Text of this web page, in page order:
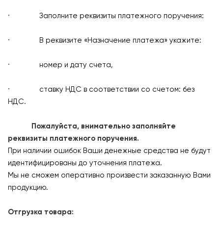
· Заполните реквизиты платежного поручения:
· В реквизите «Назначение платежа» укажите:
· номер и дату счета,
· ставку НДС в соответствии со счетом: без
НДС.
Пожалуйста, внимательно заполняйте
реквизиты платежного поручения.
При наличии ошибок Ваши денежные средства не будут
идентифицированы до уточнения платежа.
Мы не сможем оперативно произвести заказанную Вами
продукцию.
Отгрузка товара: